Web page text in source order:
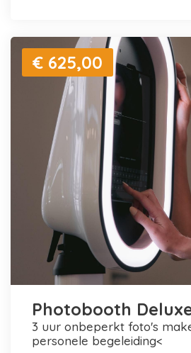
€ 625,00
Photobooth
3 uur onbeperkt foto's maken en printen +
personele begeleiding<